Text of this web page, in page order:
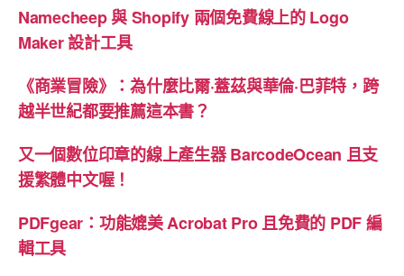
Namecheep 與 Shopify 兩個免費線上的 Logo
Maker 設計工具
《商業冒險》：為什麼比爾·蓋茲與華倫·巴菲特，跨
越半世紀都要推薦這本書？
又一個數位印章的線上產生器 BarcodeOcean 且支
援繁體中文喔！
PDFgear：功能媲美 Acrobat Pro 且免費的 PDF 編
輯工具